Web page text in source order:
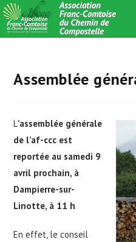
Skip
to
content
Assemblée
L’assemblée générale
de l’af-ccc est
reportée au samedi 9
avril prochain, à
Dampierre-sur-
Linotte, à 11 h
En effet, le conseil